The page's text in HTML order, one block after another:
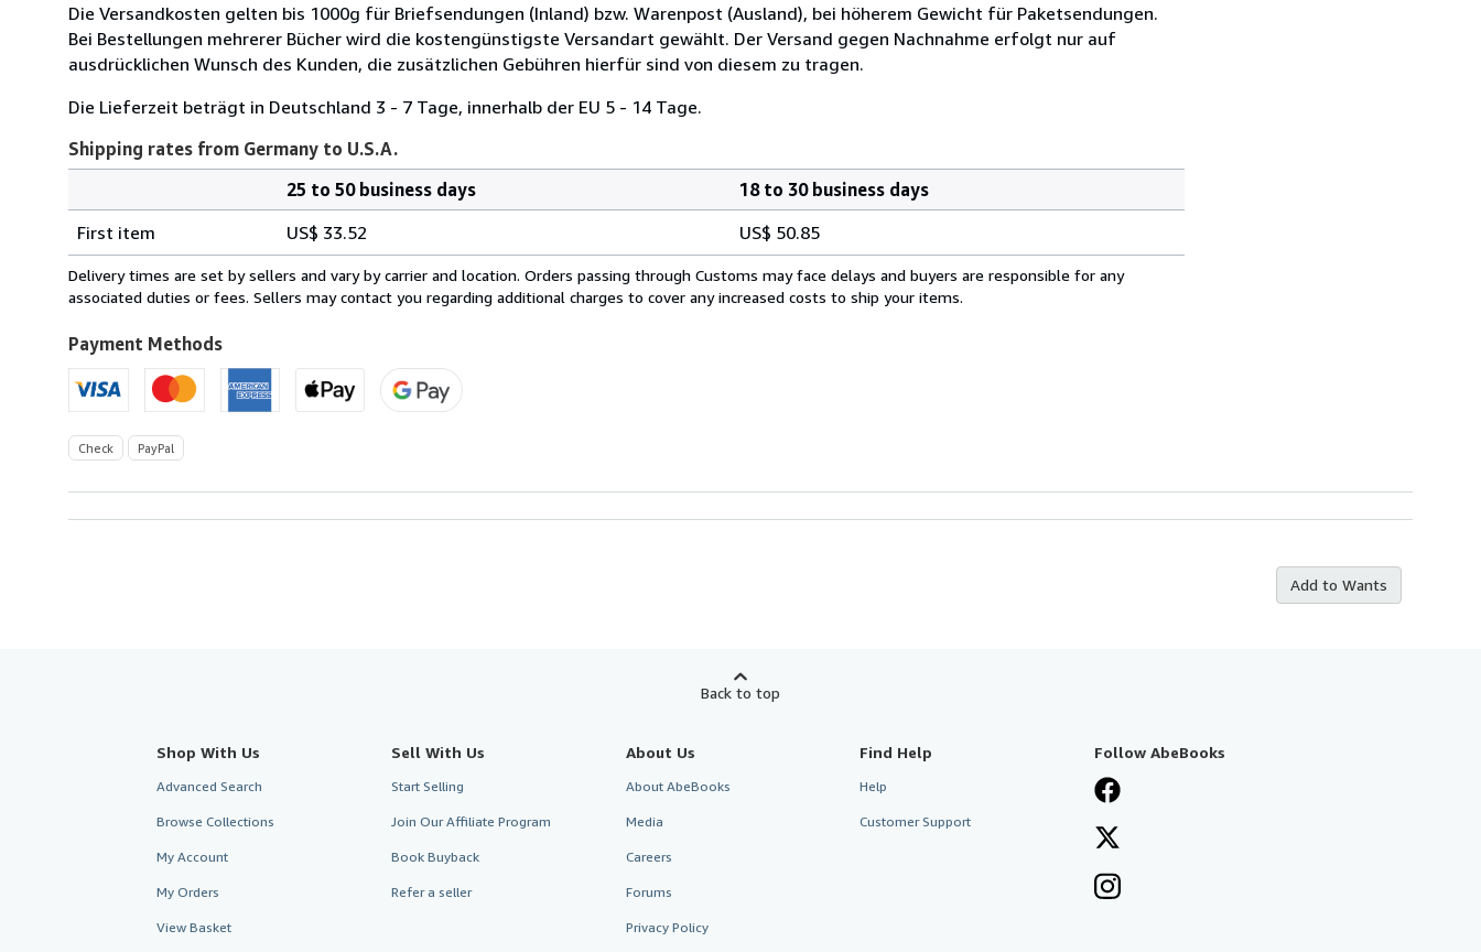
Die Versandkosten gelten bis 1000g für Briefsendungen (Inland) bzw. Warenpost (Ausland), bei höherem Gewicht für Paketsendungen.
Bei Bestellungen mehrerer Bücher wird die kostengünstigste Versandart gewählt. Der Versand gegen Nachnahme erfolgt nur auf
ausdrücklichen Wunsch des Kunden, die zusätzlichen Gebühren hierfür sind von diesem zu tragen.
Die Lieferzeit beträgt in Deutschland 3 - 7 Tage, innerhalb der EU 5 - 14 Tage.
Shipping rates from Germany to U.S.A.
rates
from
Germany
U.S.A.
25 to 50 business days
18 to 30 business days
First item
US$ 33.52 US$ 50.85
Delivery times are set by sellers and vary by carrier and location. Orders passing through Customs may face delays and buyers are responsible for any
associated duties or fees. Sellers may contact you regarding additional charges to cover any increased costs to ship your items.
Payment Methods
Check PayPal
Add to Wants
Back to top
Shop With Us
Advanced Search
Browse Collections
My Account
My Orders
View Basket
Sell With Us
Start Selling
Join Our Affiliate Program
Book Buyback
Refer a seller
About Us
About AbeBooks
Media
Careers
Forums
Privacy Policy
Find Help
Help
Customer Support
Follow AbeBooks